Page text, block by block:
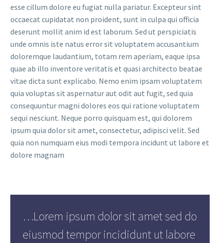
esse cillum dolore eu fugiat nulla pariatur. Excepteur sint
occaecat cupidatat non proident, sunt in culpa qui officia
deserunt mollit anim id est laborum. Sed ut perspiciatis
unde omnis iste natus error sit voluptatem accusantium
doloremque laudantium, totam rem aperiam, eaque ipsa
quae ab illo inventore veritatis et quasi architecto beatae
vitae dicta sunt explicabo. Nemo enim ipsam voluptatem
quia voluptas sit aspernatur aut odit aut fugit, sed quia
consequuntur magni dolores eos qui ratione voluptatem
sequi nesciunt. Neque porro quisquam est, qui dolorem
ipsum quia dolor sit amet, consectetur, adipisci velit. Sed
quia non numquam eius modi tempora incidunt ut labore et
dolore magnam
…Lorem ipsum dolor sit amet sed do
eiusmod tempor incididunt ut labore